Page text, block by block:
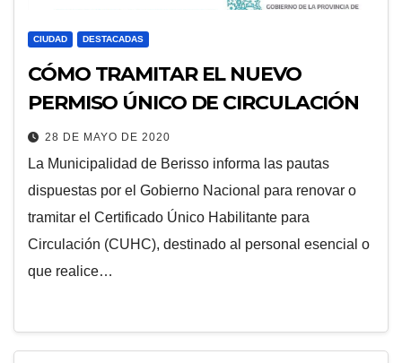
CIUDAD DESTACADAS
CÓMO TRAMITAR EL NUEVO
PERMISO ÚNICO DE CIRCULACIÓN
28 DE MAYO DE 2020
La Municipalidad de Berisso informa las pautas
dispuestas por el Gobierno Nacional para renovar o
tramitar el Certificado Único Habilitante para
Circulación (CUHC), destinado al personal esencial o
que realice…